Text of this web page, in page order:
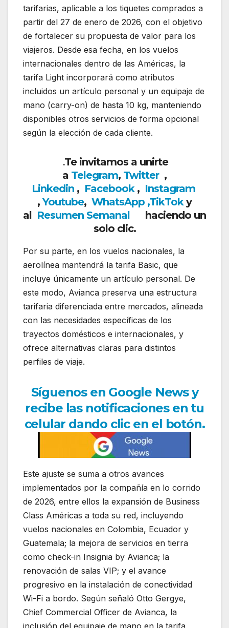
tarifarias, aplicable a los tiquetes comprados a
partir del 27 de enero de 2026, con el objetivo
de fortalecer su propuesta de valor para los
viajeros. Desde esa fecha, en los vuelos
internacionales dentro de las Américas, la
tarifa Light incorporará como atributos
incluidos un artículo personal y un equipaje de
mano (carry-on) de hasta 10 kg, manteniendo
disponibles otros servicios de forma opcional
según la elección de cada cliente.
.Te invitamos a unirte
a Telegram, Twitter ,
Linkedin, Facebook, Instagram
,Youtube, WhatsApp ,TikToky
al Resumen Semanal haciendo un
solo clic.
Por su parte, en los vuelos nacionales, la
aerolínea mantendrá la tarifa Basic, que
incluye únicamente un artículo personal. De
este modo, Avianca preserva una estructura
tarifaria diferenciada entre mercados, alineada
con las necesidades específicas de los
trayectos domésticos e internacionales, y
ofrece alternativas claras para distintos
perfiles de viaje.
Síguenos en Google News y
recibe las notificaciones en tu
celular dando clic en el botón.
Este ajuste se suma a otros avances
implementados por la compañía en lo corrido
de 2026, entre ellos la expansión de Business
Class Américas a toda su red, incluyendo
vuelos nacionales en Colombia, Ecuador y
Guatemala; la mejora de servicios en tierra
como check-in Insignia by Avianca; la
renovación de salas VIP; y el avance
progresivo en la instalación de conectividad
Wi-Fi a bordo. Según señaló Otto Gergye,
Chief Commercial Officer de Avianca, la
inclusión del equipaje de mano en la tarifa